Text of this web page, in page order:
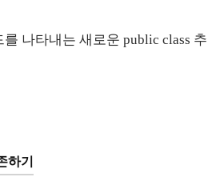
를 나타내는 새로운 public class 추
하기